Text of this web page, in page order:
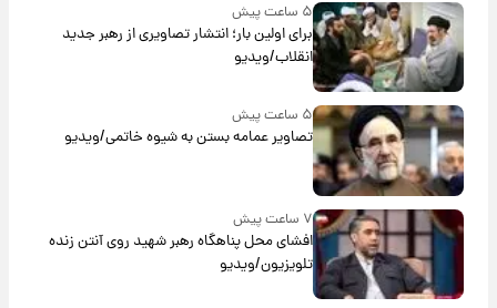
۵ ساعت پیش
برای اولین بار؛ انتشار تصاویری از رهبر جدید
انقلاب/ویدیو
۵ ساعت پیش
تصاویر عمامه بستن به شیوه خاتمی/ویدیو
۷ ساعت پیش
افشای محل پناهگاه‌ رهبر شهید روی آنتن زنده
تلویزیون/ویدیو